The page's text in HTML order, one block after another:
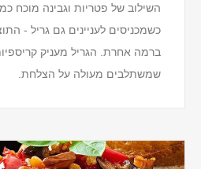
השילוב של פטריות וגבינה מוכח
כשמכניסים לעניינים גם גריל -
ברמה אחרת. הגריל מעניק
שמשתלבים מעולה על הצלחת.
מצרכים (ל-2 מנות)